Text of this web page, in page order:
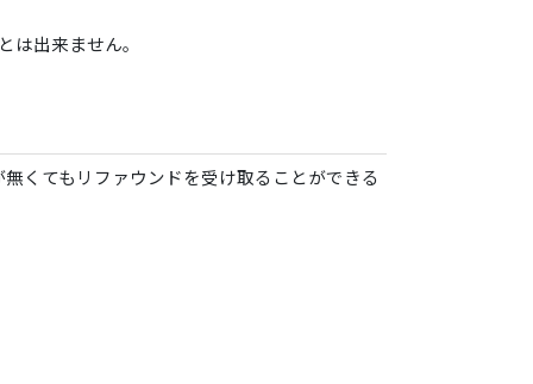
出来ません。
くてもリファウンドを受け取ることができる